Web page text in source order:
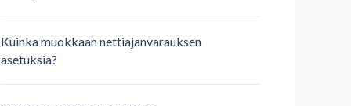
Kuinka muokkaan nettiajanvarauksen
asetuksia?